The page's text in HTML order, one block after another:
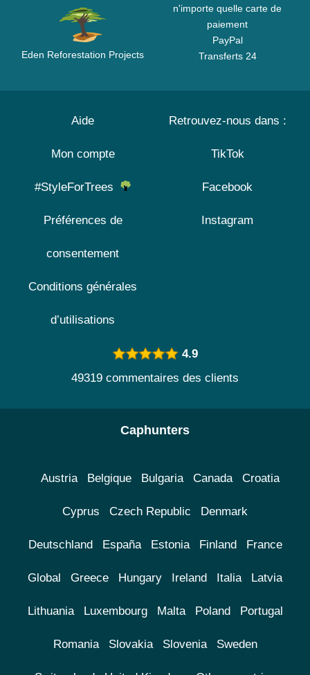
Eden Reforestation Projects
n'importe quelle carte de
paiement
PayPal
Transferts 24
Aide
Mon compte
#StyleForTrees
Préférences de
consentement
Conditions générales
d’utilisations
Retrouvez-nous dans :
TikTok
Facebook
Instagram
4.9
49319 commentaires des clients
Caphunters
Austria Belgique Bulgaria Canada Croatia
Cyprus Czech Republic Denmark
Deutschland España Estonia Finland France
Global Greece Hungary Ireland Italia Latvia
Lithuania Luxembourg Malta Poland Portugal
Romania Slovakia Slovenia Sweden